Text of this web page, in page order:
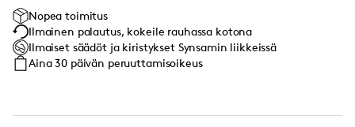
Nopea toimitus
Ilmainen palautus, kokeile rauhassa kotona
Ilmaiset säädöt ja kiristykset Synsamin liikkeissä
Aina 30 päivän peruuttamisoikeus